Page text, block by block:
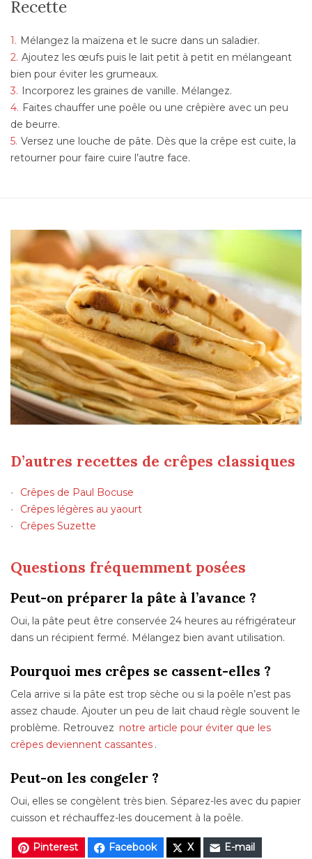
Recette
Mélangez la maïzena et le sucre dans un saladier.
Ajoutez les œufs puis le lait petit à petit en mélangeant
bien pour éviter les grumeaux.
Incorporez les graines de vanille. Mélangez.
Faites chauffer une poêle ou une crêpière avec un peu
de beurre.
Versez une louche de pâte. Dès que la crêpe est cuite, la
retourner pour faire cuire l’autre face.
D’autres recettes de crêpes classiques
Crêpes de Paul Bocuse
Crêpes légères au yaourt
Crêpes Suzette
Questions fréquemment posées
Peut-on préparer la pâte à l’avance ?
Oui, la pâte peut être conservée 24 heures au réfrigérateur
dans un récipient fermé. Mélangez bien avant utilisation.
Pourquoi mes crêpes se cassent-elles ?
Cela arrive si la pâte est trop sèche ou si la poêle n’est pas
assez chaude. Ajouter un peu de lait chaud règle souvent le
problème. Retrouvez notre article pour éviter que les
crêpes deviennent cassantes .
Peut-on les congeler ?
Oui, elles se congèlent très bien. Séparez-les avec du papier
cuisson et réchauffez-les doucement à la poêle.
Pinterest Facebook X E-mail